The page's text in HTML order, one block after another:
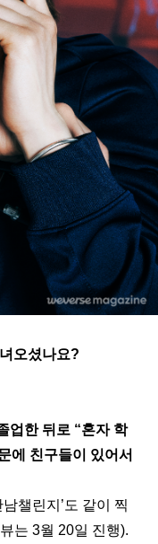
오셨나요?
업한 뒤로 “혼자 학
에 친구들이 있어서
챌린지’도 같이 찍
는 3월 20일 진행).